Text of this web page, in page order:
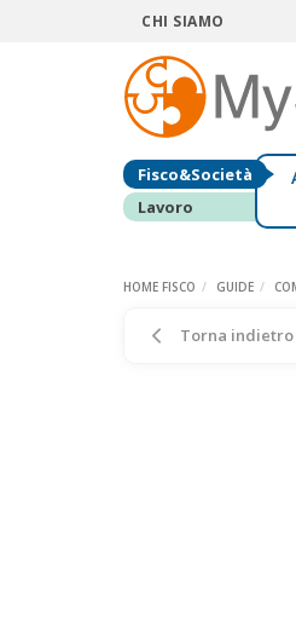
CHI SIAMO
Fisco&Società
Lavoro
HOME FISCO GUIDE
Torna indietro